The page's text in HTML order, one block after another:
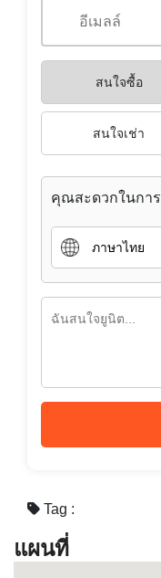
สนใจซื้อ
สนใจเช่า
คุณสะดวกในกา
Tag :
แผนที่